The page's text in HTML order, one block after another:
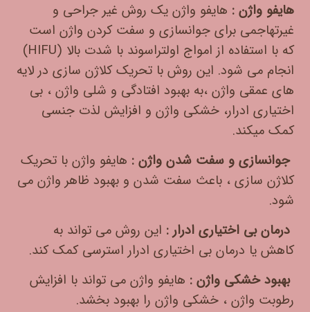
هایفو واژن : هایفو واژن یک روش غیر جراحی و
غیرتهاجمی برای جوانسازی و سفت کردن واژن است
که با استفاده از امواج اولتراسوند با شدت بالا (HIFU)
انجام می شود. این روش با تحریک کلاژن سازی در لایه
های عمقی واژن ،به بهبود افتادگی و شلی واژن ، بی
اختیاری ادرار، خشکی واژن و افزایش لذت جنسی
کمک میکند.
جوانسازی و سفت شدن واژن : هایفو واژن با تحریک
کلاژن سازی ، باعث سفت شدن و بهبود ظاهر واژن می
شود.
درمان بی اختیاری ادرار : این روش می تواند به
کاهش یا درمان بی اختیاری ادرار استرسی کمک کند.
بهبود خشکی واژن : هایفو واژن می تواند با افزایش
رطوبت واژن ، خشکی واژن را بهبود بخشد.